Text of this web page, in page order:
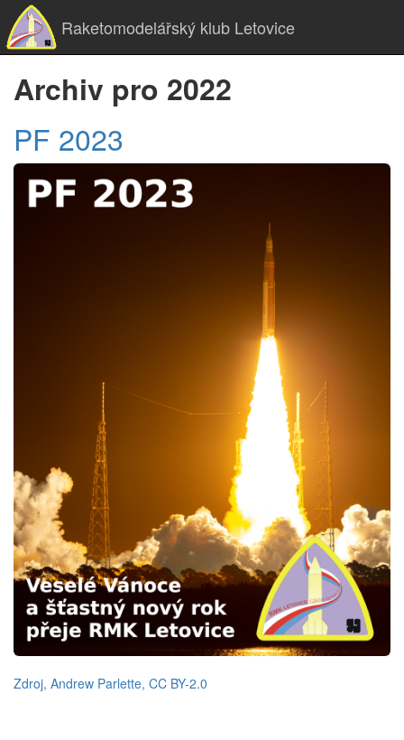
Raketomodelářský klub Letovice
Archiv pro 2022
PF 2023
Zdroj, Andrew Parlette, CC BY-2.0